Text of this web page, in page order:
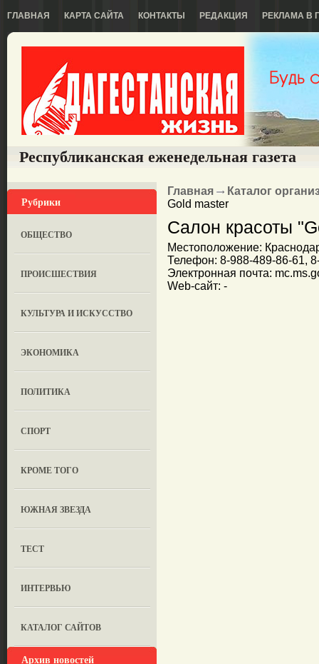
ГЛАВНАЯ КАРТА САЙТА КОНТАКТЫ РЕДАКЦИЯ РЕКЛАМА В
Республиканская еженедельная газета
Рубрики
ОБЩЕСТВО
ПРОИСШЕСТВИЯ
КУЛЬТУРА И ИСКУССТВО
ЭКОНОМИКА
ПОЛИТИКА
СПОРТ
КРОМЕ ТОГО
ЮЖНАЯ ЗВЕЗДА
ТЕСТ
ИНТЕРВЬЮ
КАТАЛОГ САЙТОВ
Архив новостей
Главная
Каталог
Gold master
Салон красоты
Местоположение:
Телефон: 8-988-489-86-61,
Электронная почта:
Web-сайт: -